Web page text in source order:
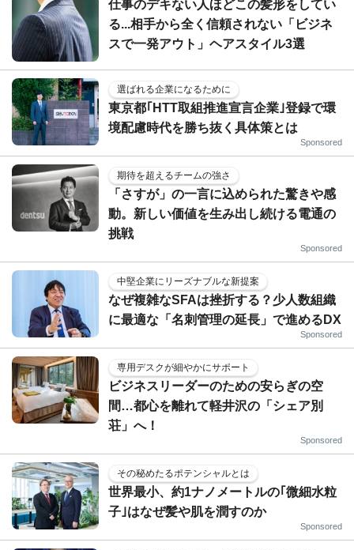
仕事のデキない人ほどこの髪形をしてい
る...相手から全く信頼されない「ビジネ
スで一発アウト」ヘアスタイル3選
選ばれる企業になるために
東京都｢HTT取組推進宣言企業｣登録で環
境配慮時代を勝ち抜く具体策とは
Sponsored
期待を超えるチームの強さ
「さすが」の一言に込められた驚きや感
動。新しい価値を生み出し続ける電通の
挑戦
Sponsored
中堅企業にリーズナブルな新提案
なぜ複雑なSFAは挫折する？少人数組織
に最適な「名刺管理の延長」で進めるDX
Sponsored
専用デスクが細やかにサポート
ビジネスリーダーのための安らぎの空
間…都心を離れて軽井沢の「シェア別
荘」へ！
Sponsored
その秘めたるポテンシャルとは
世界最小、約1ナノメートルの｢微細水粒
子｣はなぜ髪や肌を潤すのか
Sponsored